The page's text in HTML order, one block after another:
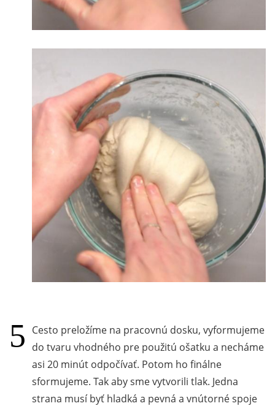
Cesto preložíme na pracovnú dosku, vyformujeme
do tvaru vhodného pre použitú ošatku a necháme
asi 20 minút odpočívať. Potom ho finálne
sformujeme. Tak aby sme vytvorili tlak. Jedna
strana musí byť hladká a pevná a vnútorné spoje